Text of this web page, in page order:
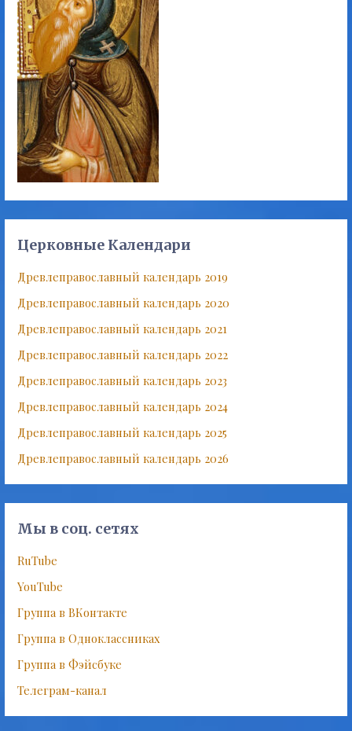
Церковные Календари
Древлеправославный календарь 2019
Древлеправославный календарь 2020
Древлеправославный календарь 2021
Древлеправославный календарь 2022
Древлеправославный календарь 2023
Древлеправославный календарь 2024
Древлеправославный календарь 2025
Древлеправославный календарь 2026
Мы в соц. сетях
RuTube
YouTube
Группа в ВКонтакте
Группа в Одноклассниках
Группа в Фэйсбуке
Телеграм-канал